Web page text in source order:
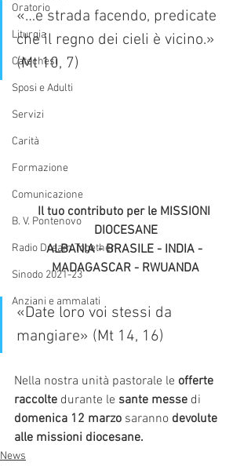
Oratorio
Liturgia
Catechesi
Sposi e Adulti
Servizi
Carità
Formazione
Comunicazione
B. V. Pontenovo
Radio Dream Together
Sinodo 2021-23
Anziani e ammalati
«…e strada facendo, predicate
che il regno dei cieli è vicino.»
(Mt 10, 7)
Il tuo contributo per le MISSIONI
DIOCESANE
ALBANIA - BRASILE - INDIA -
MADAGASCAR - RWUANDA
«Date loro voi stessi da
mangiare» (Mt 14, 16)
Nella nostra unità pastorale le offerte
raccolte durante le sante messe di
domenica 12 marzo saranno devolute
alle missioni diocesane.
News